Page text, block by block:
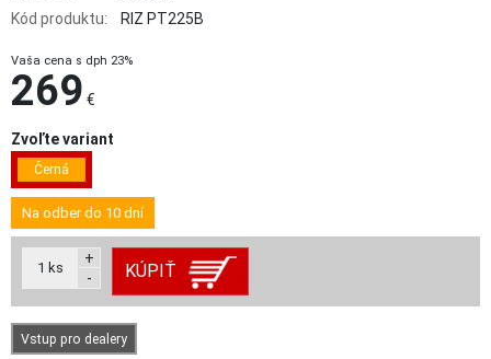
Kód produktu:
RIZ PT225B
Vaša cena s dph 23%
269 €
Zvoľte variant
Černá
Na odber do 10 dní
1 ks
+
-
KÚPIŤ
Vstup pro dealery